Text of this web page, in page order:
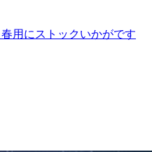
用にストックいかがです